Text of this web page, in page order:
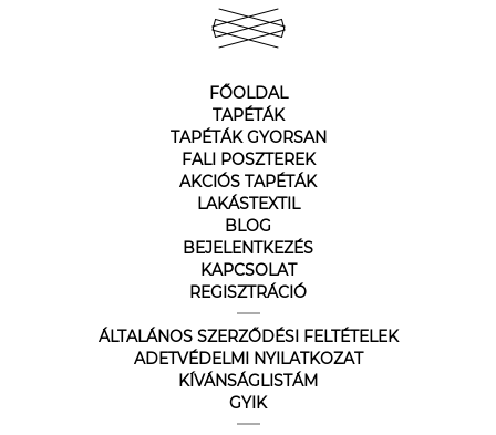
FŐOLDAL
TAPÉTÁK
TAPÉTÁK GYORSAN
FALI POSZTEREK
AKCIÓS TAPÉTÁK
LAKÁSTEXTIL
BLOG
BEJELENTKEZÉS
KAPCSOLAT
REGISZTRÁCIÓ
ÁLTALÁNOS SZERZŐDÉSI FELTÉTELEK
ADETVÉDELMI NYILATKOZAT
KÍVÁNSÁGLISTÁM
GYIK